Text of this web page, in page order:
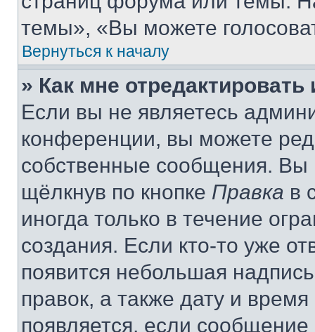
темы», «Вы можете
Вернуться к началу
» Как мне
Если вы не являетесь
конференции, вы можете
собственные сообщения. Вы
щёлкнув по кнопке Правка в
иногда только в течение
создания. Если кто-то уже
появится небольшая
правок, а также дату и
появляется, если